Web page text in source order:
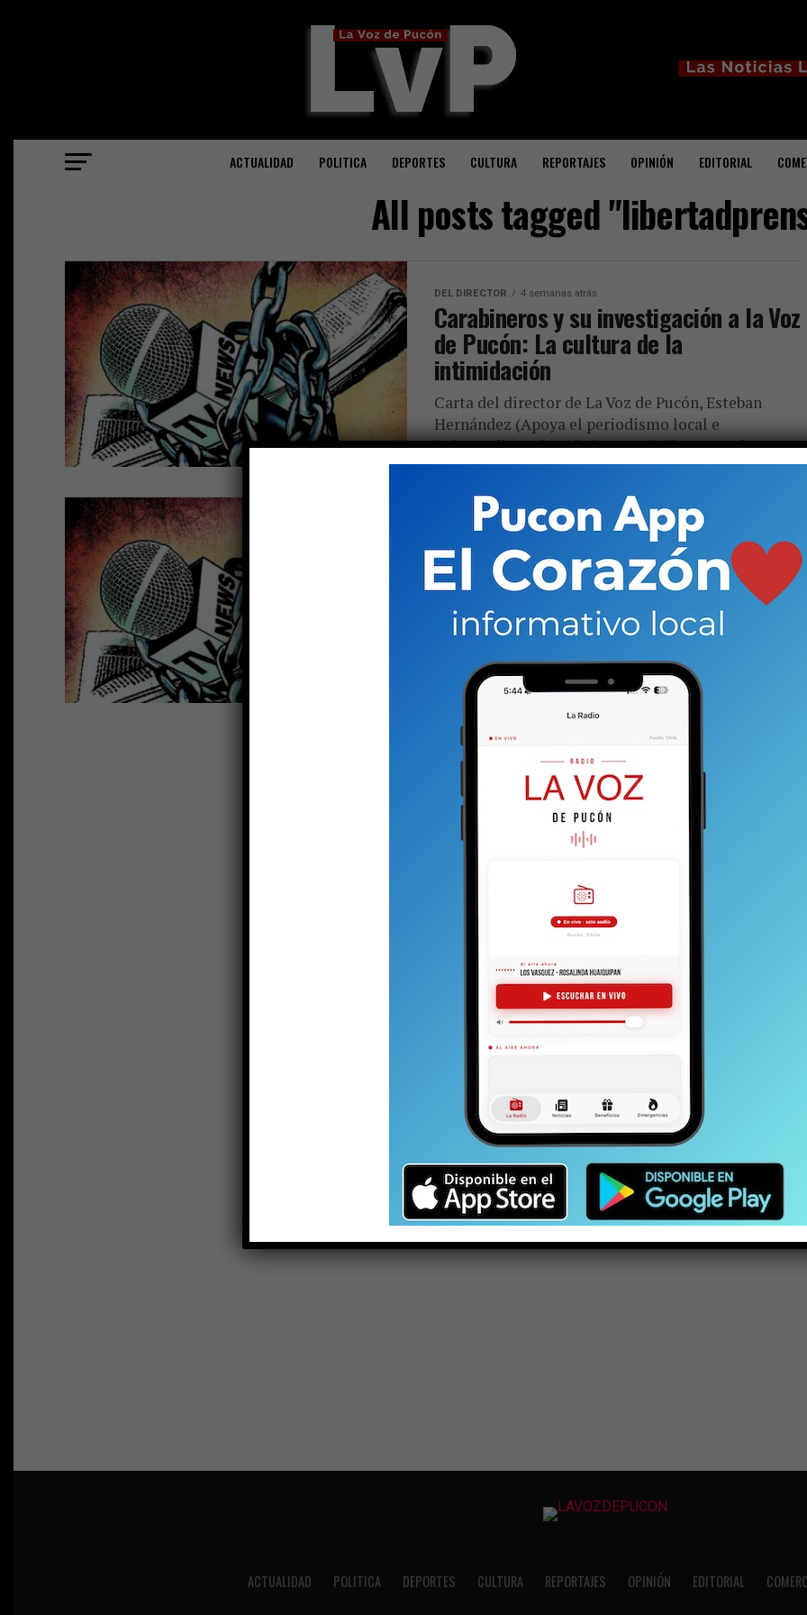
ACTUALIDAD POLITICA DEPORTES CULTURA REPORTAJES OPINIÓN EDITORIAL
All posts tagged
DEL DIRECTOR 4 semanas atrás
Carabineros y su investigación a la Voz
de Pucón: La cultura de la
intimidación
Carta del director de La Voz de Pucón, Esteban
Hernández (Apoya el periodismo local e
independiente haciéndote socio de La Voz de
Pucón) Desde su nacimiento,...
DEL DIRECTOR 7 meses atrás
La libertad de prensa se defiende
siempre
*Por Esteban Hernández Durante el segundo
semestre del año pasado, La Voz de Pucón fue
objeto de una acción judicial injusta y engañosa,
presentada en contra...
ACTUALIDAD POLITICA DEPORTES CULTURA REPORTAJES OPINIÓN EDITORIAL